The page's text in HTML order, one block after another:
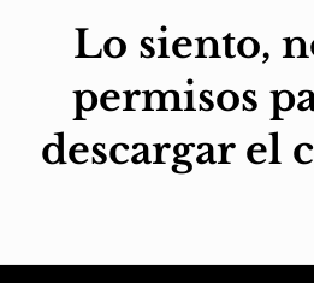
Lo siento,
permisos
descargar el